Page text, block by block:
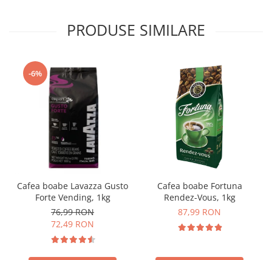
PRODUSE SIMILARE
-6%
Cafea boabe Lavazza Gusto
Forte Vending, 1kg
76,99 RON
72,49 RON
Cafea boabe Fortuna
Rendez-Vous, 1kg
87,99 RON